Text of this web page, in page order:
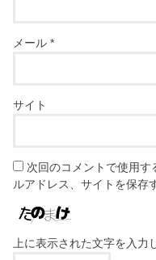
メール*
サイト
次回のコメントで使用
ルアドレス、サイトを保存
上に表示された文字を入力